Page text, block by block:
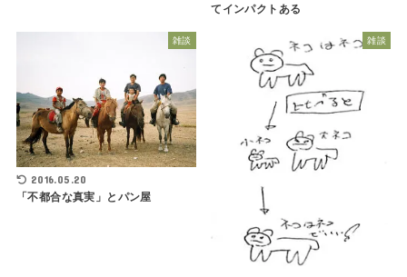
てインパクトある
雑談
2016.05.20
「不都合な真実」とパン屋
雑談